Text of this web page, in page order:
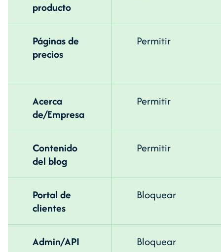
producto
Páginas de
precios
Permitir
Acerca
de/Empresa
Permitir
Contenido
del blog
Permitir
Portal de
clientes
Bloquear
Admin/API Bloquear